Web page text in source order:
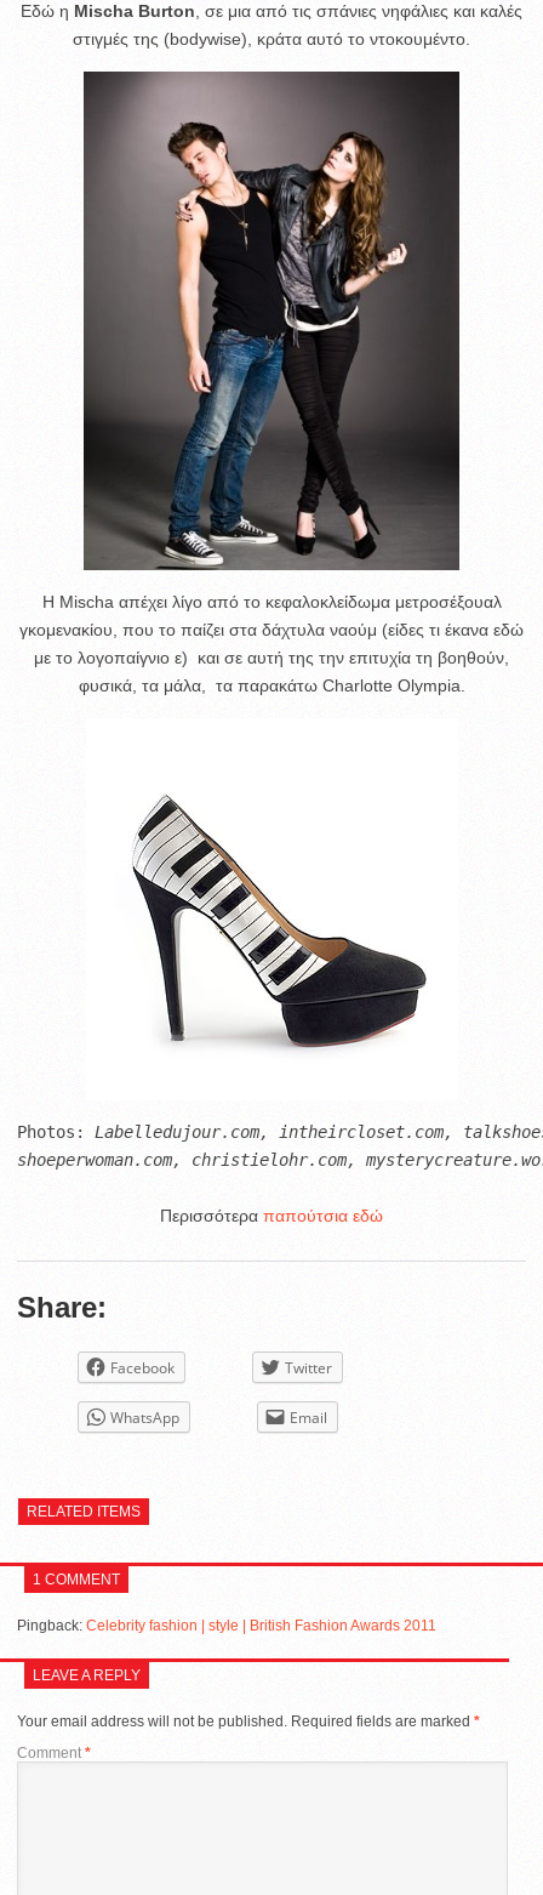
Εδώ η Mischa Burton , σε μια από τις σπάνιες νηφάλιες και καλές
στιγμές της (bodywise), κράτα αυτό το ντοκουμέντο.
Η Mischa απέχει λίγο από το κεφαλοκλείδωμα μετροσέξουαλ
γκομενακίου, που το παίζει στα δάχτυλα ναούμ (είδες τι έκανα εδώ
με το λογοπαίγνιο ε) και σε αυτή της την επιτυχία τη βοηθούν,
φυσικά, τα μάλα, τα παρακάτω Charlotte Olympia.
Photos:
Labelledujour.com, intheircloset.com,
shoeperwoman.com, christielohr.com,
Περισσότερα παπούτσια εδώ
Share:
Facebook Twitter
WhatsApp Email
RELATED ITEMS
1 COMMENT
Pingback: Celebrity fashion | style | British Fashion Awards 2011
LEAVE A REPLY
Your email address will not be published. Required fields are marked *
Comment*